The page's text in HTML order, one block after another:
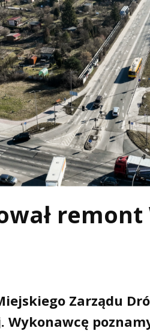
remont
Zarządu
Wykonawcę